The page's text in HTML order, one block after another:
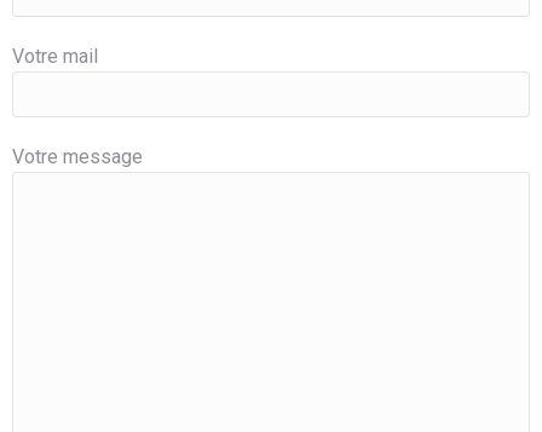
Votre mail
Votre message